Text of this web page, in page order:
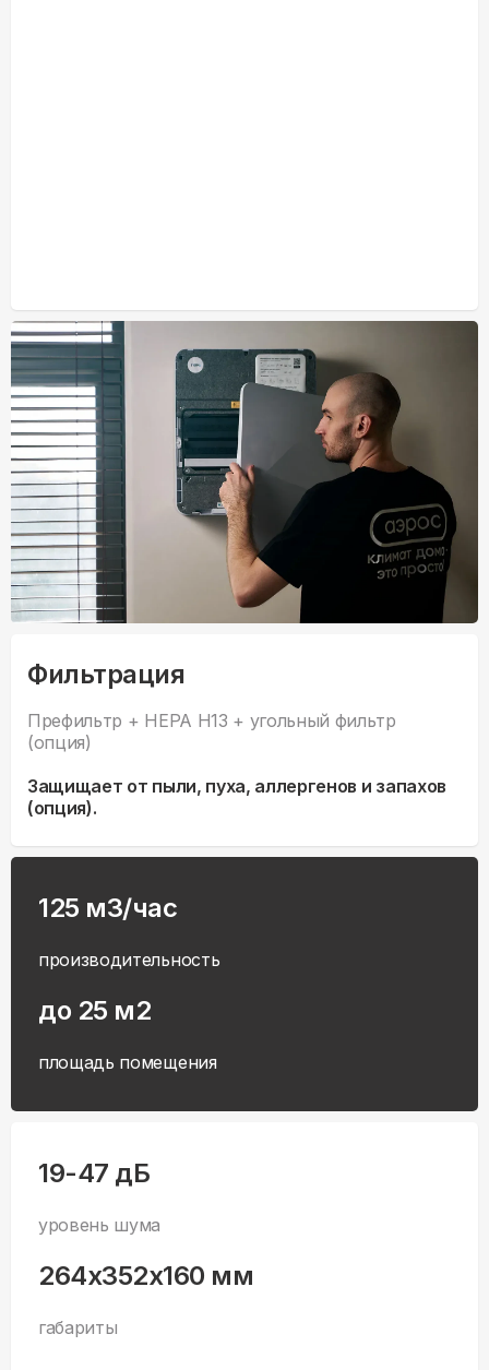
Фильтрация
Префильтр + HEPA H13 + угольный фильтр
(опция)
Защищает от пыли, пуха, аллергенов и запахов
(опция).
125 м3/час
производительность
до 25 м2
площадь помещения
19-47 дБ
уровень шума
264x352x160 мм
габариты